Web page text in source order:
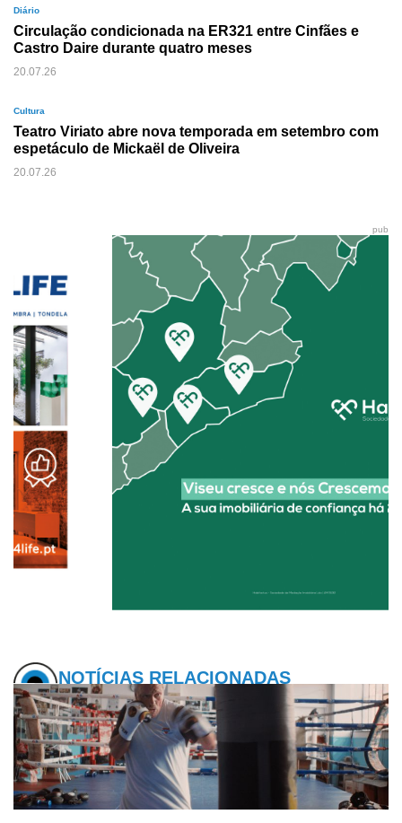
Diário
Circulação condicionada na ER321 entre Cinfães e
Castro Daire durante quatro meses
20.07.26
Cultura
Teatro Viriato abre nova temporada em setembro com
espetáculo de Mickaël de Oliveira
20.07.26
pub
NOTÍCIAS RELACIONADAS